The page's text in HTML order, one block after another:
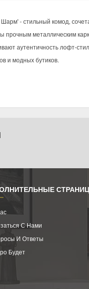
- стильный комод,
прочным металлическим
аутентичность лофт-
и модных бутиков.
С Нами
И Ответы
Будет